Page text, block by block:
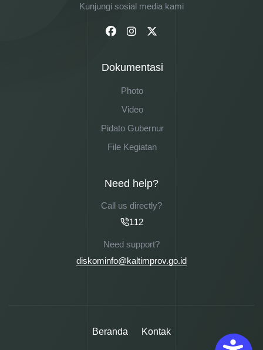
Kunjungi sosial media kami
Dokumentasi
Photo
Video
Pidato Gubernur
File Kegiatan
Need help?
Call us directly?
112
Need support?
diskominfo@kaltimprov.go.id
Beranda Kontak